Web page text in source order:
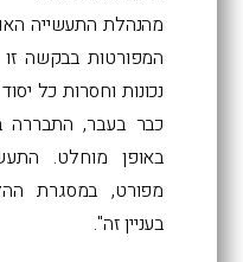
מהנהלת התעשייה
המפורטות בבקשה
נכונות וחסרות כל
כבר בעבר, התבררה
באופן מוחלט.
מפורט, במסגרת
בעניין זה".